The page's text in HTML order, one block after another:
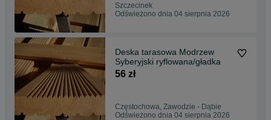
Szczecinek
Odświeżono dnia 04 sierpnia 2026
Deska tarasowa Modrzew
Syberyjski ryflowana/gładka
56 zł
Częstochowa, Zawodzie - Dąbie
Odświeżono dnia 04 sierpnia 2026